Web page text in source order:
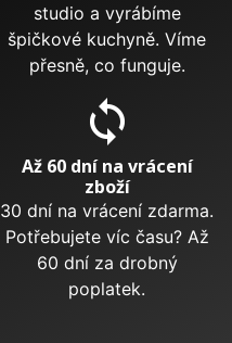
studio a vyrábíme
špičkové kuchyně. Víme
přesně, co funguje.
sync
Až 60 dní na vrácení
zboží
30 dní na vrácení zdarma.
Potřebujete víc času? Až
60 dní za drobný
poplatek.